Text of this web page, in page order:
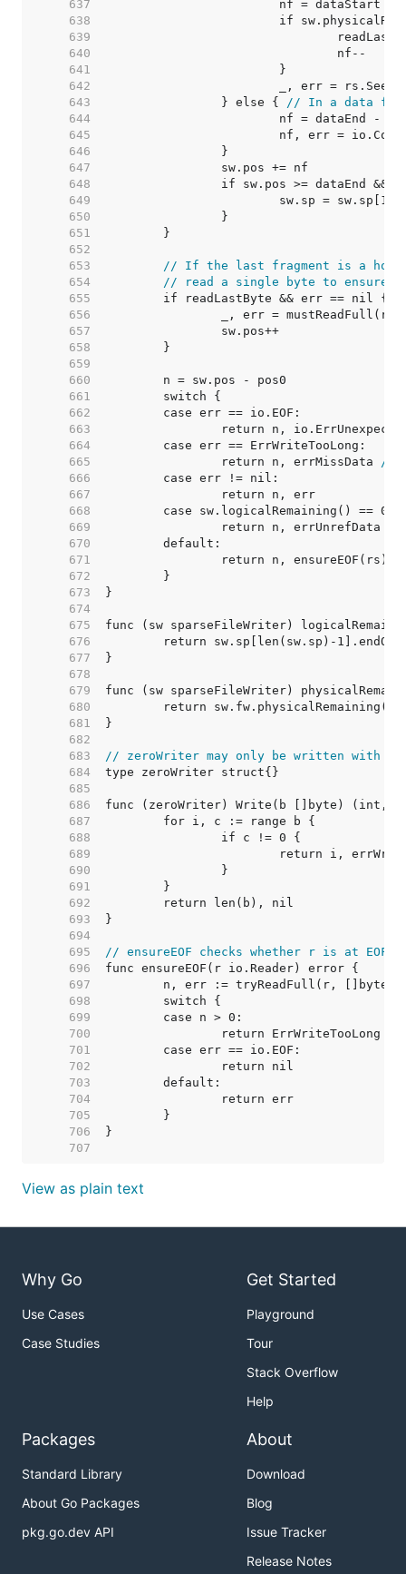
   637
   638
   639
   640
   641
   642
   643
		} else {
// In a data
   644
   645
   646
   647
   648
   649
sw.sp =
   650
   651
   652
   653
// If the last fragment is a hole,
   654
// read a single byte to
   655
   656
   657
   658
   659
   660
   661
   662
   663
   664
   665
		return n, errMissData
//
   666
   667
   668
   669
		return n, errUnrefData
   670
   671
   672
   673
   674
   675
   676
   677
   678
   679
   680
   681
   682
   683
// zeroWriter may only be written with
   684
   685
   686
   687
   688
   689
   690
   691
   692
   693
   694
   695
// ensureEOF checks whether r is at
   696
   697
   698
   699
   700
   701
   702
   703
   704
   705
   706
   707
View as plain text
Why Go
Use Cases
Case Studies
Get Started
Playground
Tour
Stack Overflow
Help
Packages
Standard Library
About Go Packages
pkg.go.dev API
About
Download
Blog
Issue Tracker
Release Notes